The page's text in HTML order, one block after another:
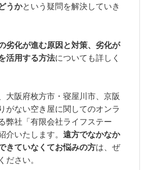
うかという疑問を解決していき
劣化が進む原因と対策、劣化が
活用する方法についても詳しく
大阪府枚方市・寝屋川市、京阪
がない空き屋に関してのオンラ
弊社「有限会社ライフステー
介いたします。 遠方でなかなか
きていなくてお悩みの方は、ぜ
ださい。